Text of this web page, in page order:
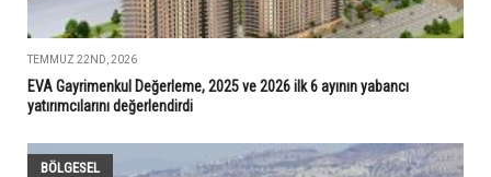
TEMMUZ 22ND, 2026
EVA Gayrimenkul Değerleme, 2025 ve 2026 ilk 6 ayının yabancı
yatırımcılarını değerlendirdi
BÖLGESEL